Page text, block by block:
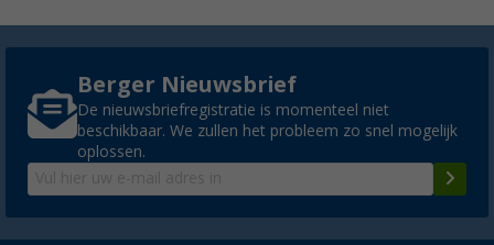
Berger Nieuwsbrief
De nieuwsbriefregistratie is momenteel niet
beschikbaar. We zullen het probleem zo snel mogelijk
oplossen.